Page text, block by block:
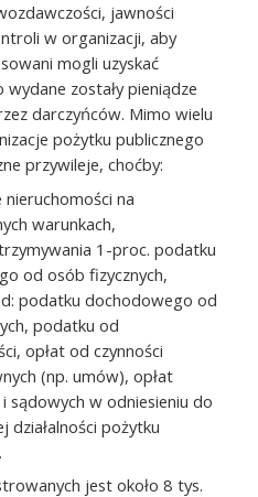
jawności
w organizacji, aby
mogli uzyskać
zostały pieniądze
darczyńców. Mimo wielu
pożytku publicznego
przywileje, choćby:
na
warunkach,
1-proc. podatku
od osób fizycznych,
podatku dochodowego od
podatku od
opłat od czynności
(np. umów), opłat
sądowych w odniesieniu do
działalności pożytku
jest około 8 tys.